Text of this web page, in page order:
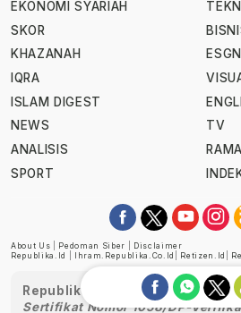
EKONOMI SYARIAH
SKOR
KHAZANAH
IQRA
ISLAM DIGEST
NEWS
ANALISIS
SPORT
TV
About Us Pedoman Siber
Disclaimer
Republika.id
Ihram.republika.co.id Retizen.id
Republika telah diverifikasi oleh
Sertifikat Nomor 1058/DP-